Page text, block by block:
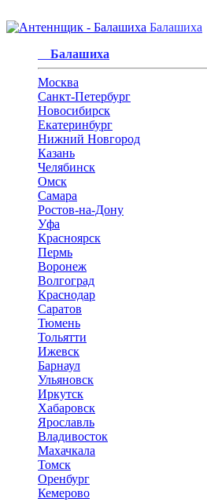
Балашиха
Балашиха
Москва
Санкт-Петербург
Новосибирск
Екатеринбург
Нижний Новгород
Казань
Челябинск
Омск
Самара
Ростов-на-Дону
Уфа
Красноярск
Пермь
Воронеж
Волгоград
Краснодар
Саратов
Тюмень
Тольятти
Ижевск
Барнаул
Ульяновск
Иркутск
Хабаровск
Ярославль
Владивосток
Махачкала
Томск
Оренбург
Кемерово